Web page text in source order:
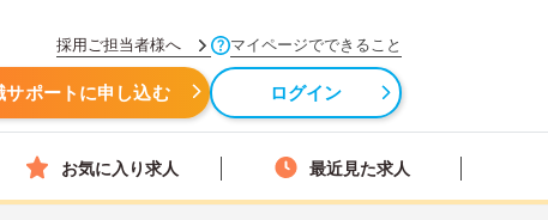
採用ご担当者様へ マイページでできること
サポートに申し込む ログイン
お気に入り求人 最近見た求人